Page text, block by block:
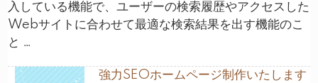
入している機能で、ユーザーの検索履歴やアクセスした
Webサイトに合わせて最適な検索結果を出す機能のこ
と …
強力SEOホームページ制作いたします